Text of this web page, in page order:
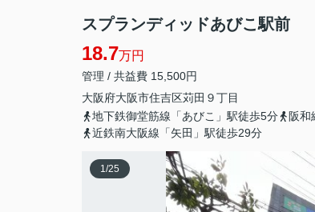
スプランディッドあびこ駅前
18.7万円
管理 / 共益費 15,500円
大阪府大阪市住吉区苅田 ９丁目
地下鉄御堂筋線「あびこ」駅徒歩5分
阪和
近鉄南大阪線「矢田」駅徒歩29分
1/25